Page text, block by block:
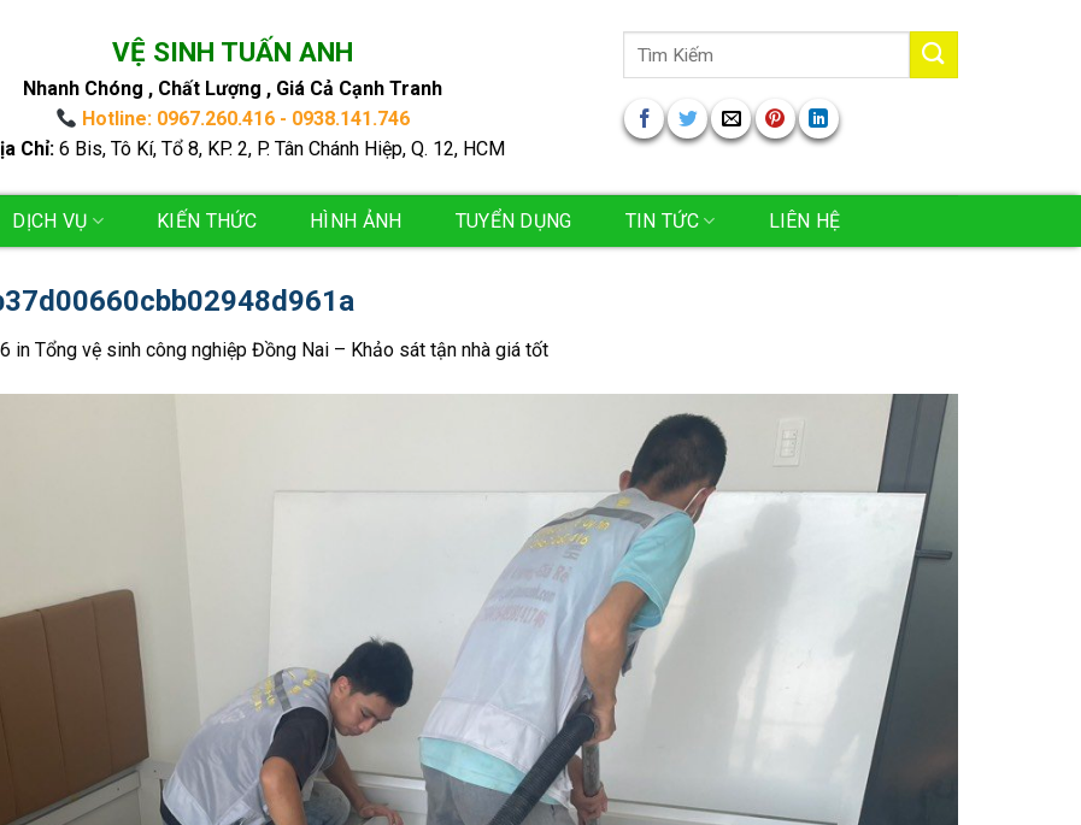
VỆ SINH TUẤN ANH
Nhanh Chóng , Chất Lượng , Giá Cả Cạnh Tranh
Hotline: 0967.260.416 - 0938.141.746
Chỉ:6 Bis, Tô Kí, Tổ 8, KP. 2, P. Tân Chánh Hiệp, Q. 12, HCM
Tìm
DỊCH VỤ KIẾN THỨC HÌNH ẢNH TUYỂN DỤNG TIN TỨC LIÊN HỆ
in Tổng vệ sinh công nghiệp Đồng Nai – Khảo sát tận nhà giá tốt